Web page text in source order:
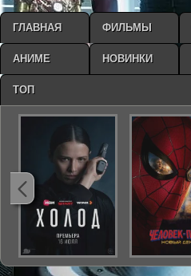
ГЛАВНАЯ ФИЛЬМЫ
АНИМЕ НОВИНКИ
ТОП